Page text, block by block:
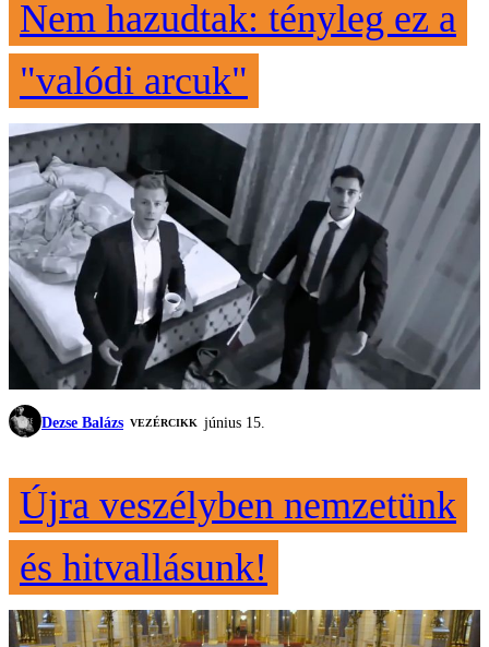
Nem hazudtak: tényleg ez a
"valódi arcuk"
Dezse Balázs VEZÉRCIKK június 15.
Újra veszélyben nemzetünk
és hitvallásunk!